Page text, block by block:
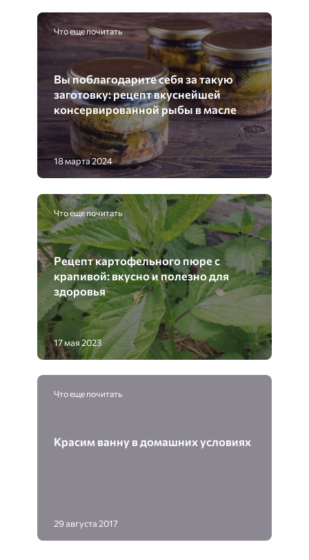
Что еще почитать
Вы поблагодарите себя за такую
заготовку: рецепт вкуснейшей
консервированной рыбы в масле
18 марта 2024
Что еще почитать
Рецепт картофельного пюре с
крапивой: вкусно и полезно для
здоровья
17 мая 2023
Что еще почитать
Красим ванну в домашних условиях
29 августа 2017